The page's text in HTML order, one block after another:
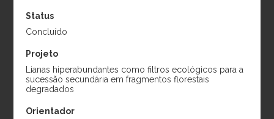
Status
Concluído
Projeto
Lianas hiperabundantes como filtros ecológicos para a
sucessão secundária em fragmentos florestais
degradados
Orientador
Amanda Marsh
Projeto:Previsão de
resultados ecológicos da
Atlântica
Projeto:Maximização